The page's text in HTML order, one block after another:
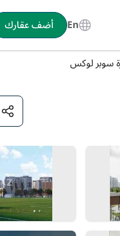
En أضف عقارك
سوبر لوكس